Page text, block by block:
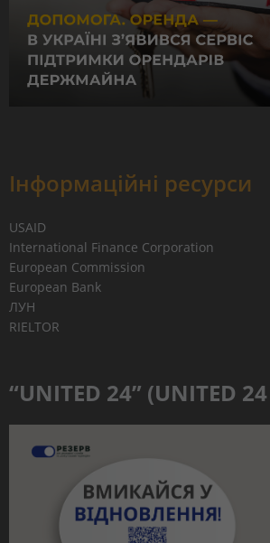
Інформаційні ресурси
USAID
International Finance Corporation
European Commission
European Bank
ЛУН
RIELTOR
“UNITED 24” (UNITED